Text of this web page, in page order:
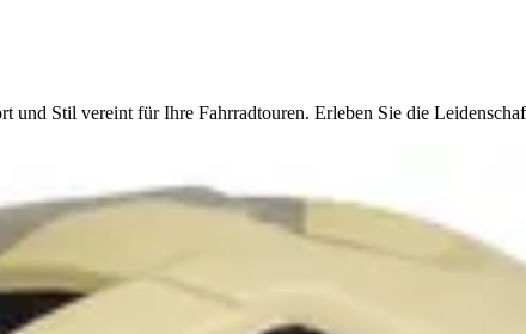
und Stil vereint für Ihre Fahrradtouren. Erleben Sie die